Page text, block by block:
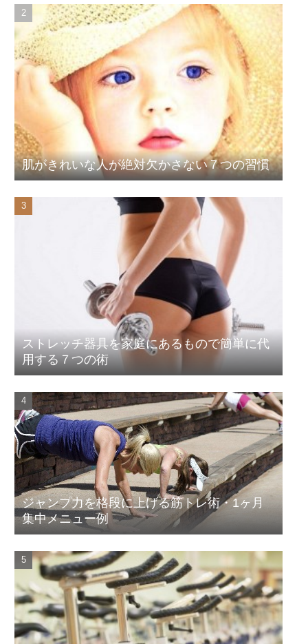
肌がきれいな人が絶対欠かさない７つの習慣
ストレッチ器具を家庭にあるもので簡単に代
用する７つの術
ジャンプ力を格段に上げる筋トレ術・1ヶ月
集中メニュー例